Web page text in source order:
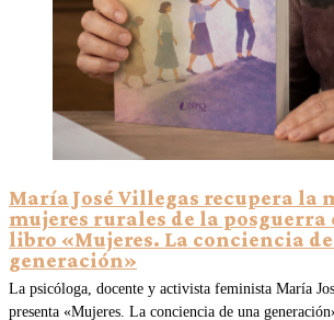
María José Villegas recupera la
mujeres rurales de la posguerra
libro «Mujeres. La conciencia
generación»
La psicóloga, docente y activista feminista María
presenta «Mujeres. La conciencia de una